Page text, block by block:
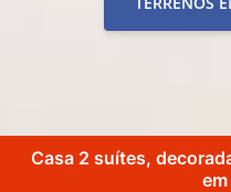
Casa 2 suítes,